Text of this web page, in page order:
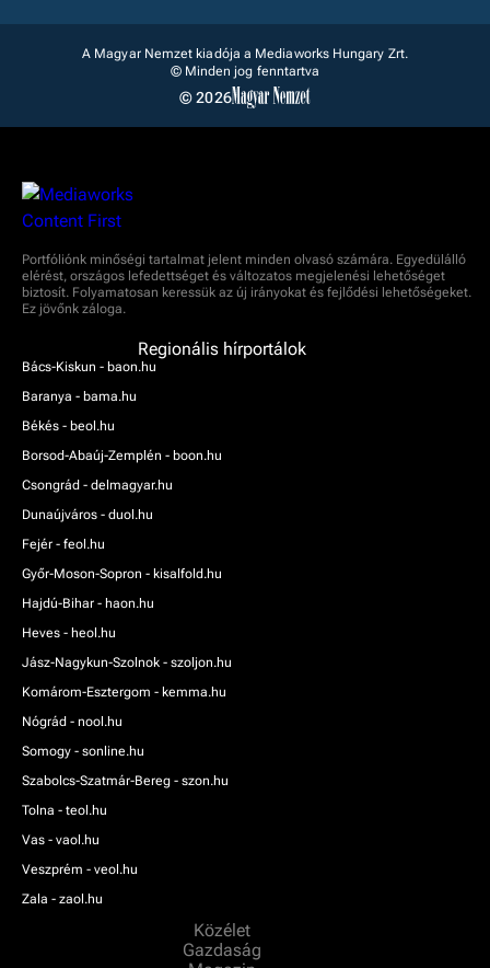
A Magyar Nemzet kiadója a Mediaworks Hungary Zrt.
© Minden jog fenntartva
© 2026
Portfóliónk minőségi tartalmat jelent minden olvasó számára. Egyedülálló
elérést, országos lefedettséget és változatos megjelenési lehetőséget
biztosít. Folyamatosan keressük az új irányokat és fejlődési lehetőségeket.
Ez jövőnk záloga.
Regionális hírportálok
Bács-Kiskun - baon.hu
Baranya - bama.hu
Békés - beol.hu
Borsod-Abaúj-Zemplén - boon.hu
Csongrád - delmagyar.hu
Dunaújváros - duol.hu
Fejér - feol.hu
Győr-Moson-Sopron - kisalfold.hu
Hajdú-Bihar - haon.hu
Heves - heol.hu
Jász-Nagykun-Szolnok - szoljon.hu
Komárom-Esztergom - kemma.hu
Nógrád - nool.hu
Somogy - sonline.hu
Szabolcs-Szatmár-Bereg - szon.hu
Tolna - teol.hu
Vas - vaol.hu
Veszprém - veol.hu
Zala - zaol.hu
Közélet
Gazdaság